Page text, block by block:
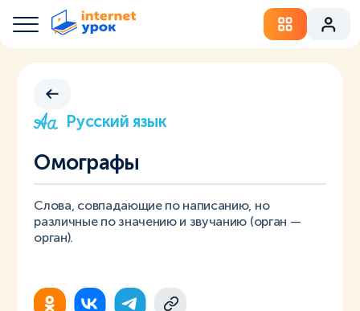
Русский язык
Омографы
Слова, совпадающие по написанию, но
различные по значению и звучанию (орган —
орган).